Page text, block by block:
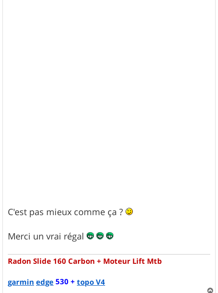
C'est pas mieux comme ça ?
Merci un vrai régal
Radon Slide 160 Carbon + Moteur Lift Mtb
garmin edge530 + topo V4